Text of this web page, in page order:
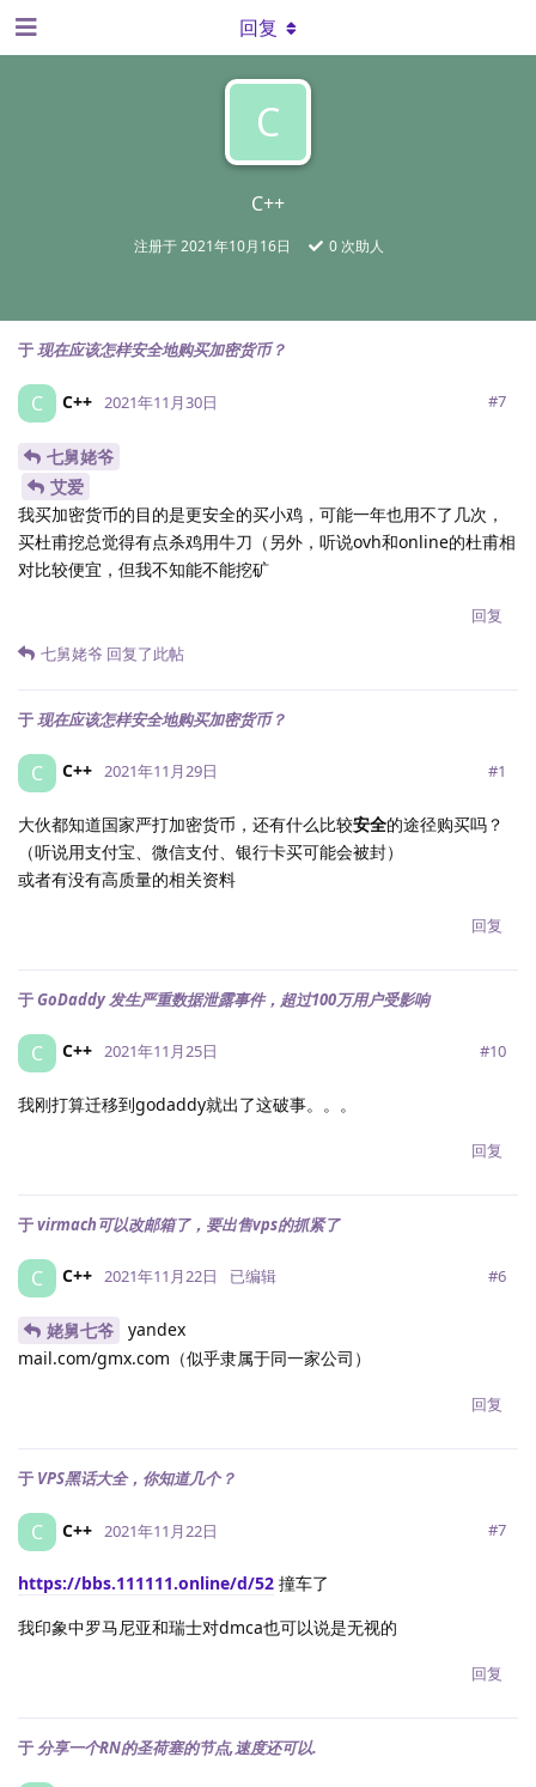
C
C++
注册于2021年10月16日 0 次助人
回复
于现在应该怎样安全地购买加密货币？
C C++ 2021年11月30日 #7
七舅姥爷
艾爱
我买加密货币的目的是更安全的买小鸡，可能一年也用不了几次，
买杜甫挖总觉得有点杀鸡用牛刀（另外，听说ovh和online的杜甫相
对比较便宜，但我不知能不能挖矿
回复
七舅姥爷 回复了此帖
于现在应该怎样安全地购买加密货币？
C C++ 2021年11月29日 #1
大伙都知道国家严打加密货币，还有什么比较安全的途径购买吗？
（听说用支付宝、微信支付、银行卡买可能会被封）
或者有没有高质量的相关资料
回复
于GoDaddy 发生严重数据泄露事件，超过100万用户受影响
C C++ 2021年11月25日 #10
我刚打算迁移到godaddy就出了这破事。。。
回复
于virmach可以改邮箱了，要出售vps的抓紧了
C C++ 2021年11月22日 已编辑 #6
姥舅七爷
yandex
mail.com/gmx.com（似乎隶属于同一家公司）
回复
于 VPS黑话大全，你知道几个？
C C++ 2021年11月22日 #7
https://bbs.111111.online/d/52 撞车了
我印象中罗马尼亚和瑞士对dmca也可以说是无视的
回复
于 分享一个RN的圣荷塞的节点,速度还可以.